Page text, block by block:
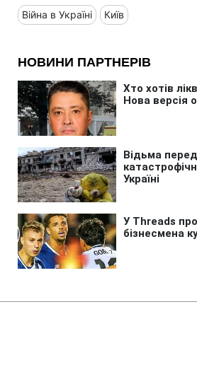
Війна в Україні Київ